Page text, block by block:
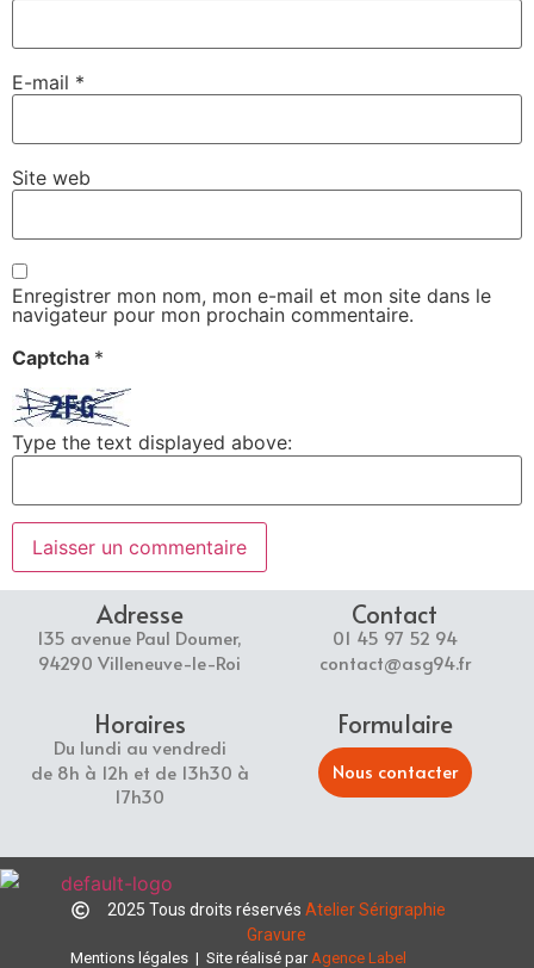
E-mail *
Site web
Enregistrer mon nom, mon e-mail et mon site dans le
navigateur pour mon prochain commentaire.
Captcha *
Type the text displayed above:
Adresse
135 avenue Paul Doumer,
94290 Villeneuve-le-Roi
Contact
01 45 97 52 94
contact@asg94.fr
Horaires
Du lundi au vendredi
de 8h à 12h et de 13h30 à
17h30
Formulaire
Nous contacter
2025 Tous droits réservés Atelier Sérigraphie
Gravure
Mentions légales | Site réalisé parAgence Label